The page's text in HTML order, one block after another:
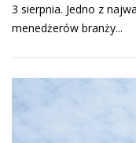
3 sierpnia. Jedno z
menedżerów branży...